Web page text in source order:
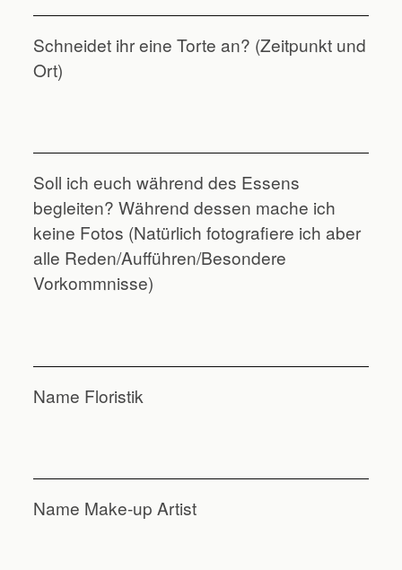
Schneidet ihr eine Torte an? (Zeitpunkt und
Ort)
Soll ich euch während des Essens
begleiten? Während dessen mache ich
keine Fotos (Natürlich fotografiere ich aber
alle Reden/Aufführen/Besondere
Vorkommnisse)
Name Floristik
Name Make-up Artist